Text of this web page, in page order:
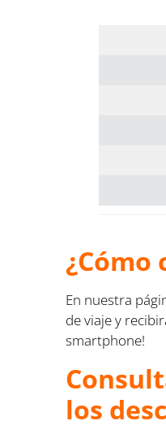
¿Cómo
En nuestra
de viaje y
smartphone!
los